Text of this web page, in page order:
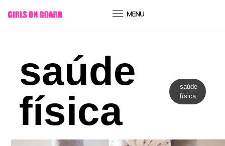
conteúdo
saúde
física
saúde
física